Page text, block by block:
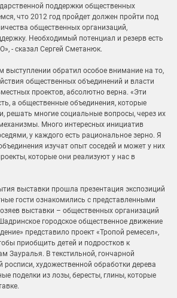
поддержки общественных
что 2012 год пройдет должен пройти под
общественных организаций,
Необходимый потенциал и резерв есть
- сказал Сергей Сметанюк.
выступлении обратил особое внимание на то,
общественных объединений и власти
проектов, абсолютно верна. «Эти
а общественные объединения, которые
решать многие социальные вопросы, через их
Много интересных инициатив
у каждого есть рациональное зерно. Я
изучат опыт соседей и может у них
которые они реализуют у нас в
выставки прошла презентация экспозиций
гости ознакомились с представленными
выставки – общественных организаций
городское общественное движение
представило проект «Тропой ремесел»,
приобщить детей и подростков к
Зауралья. В текстильной, гончарной
росписи, художественной обработки дерева
поделки из лозы, бересты, глины, которые